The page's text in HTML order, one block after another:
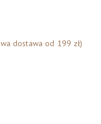
dostawa od 199 zł)